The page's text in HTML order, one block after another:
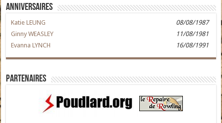
Anniversaires
Katie LEUNG
08/08/1987
Ginny WEASLEY
11/08/1981
Evanna LYNCH
16/08/1991
Partenaires